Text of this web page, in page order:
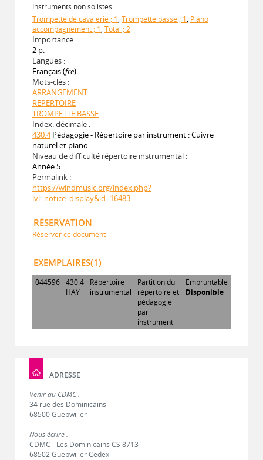
Instruments non solistes :
Trompette de cavalerie ; 1, Trompette basse ; 1, Piano
accompagnement ; 1, Total ; 2
Importance :
2 p.
Langues :
Français (fre)
Mots-clés :
ARRANGEMENT
REPERTOIRE
TROMPETTE BASSE
Index. décimale :
430.4 Pédagogie - Répertoire par instrument : Cuivre
naturel et piano
Niveau de difficulté répertoire instrumental :
Année 5
Permalink :
https://windmusic.org/index.php?
lvl=notice_display&id=16483
RÉSERVATION
Réserver ce document
EXEMPLAIRES(1)
044596 430.4
HAY
Répertoire
instrumental
Partition du
répertoire et
pédagogie
par
instrument
Empruntable
Disponible
ADRESSE
Venir au CDMC :
34 rue des Dominicains
68500 Guebwiller
Nous écrire :
CDMC - Les Dominicains CS 8713
68502 Guebwiller Cedex